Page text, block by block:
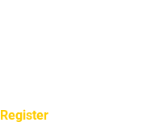
Register